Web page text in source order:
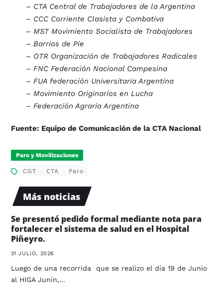
– CTA Central de Trabajadores de la Argentina
– CCC Corriente Clasista y Combativa
– MST Movimiento Socialista de Trabajadores
– Barrios de Pie
– OTR Organización de Trabajadores Radicales
– FNC Federación Nacional Campesina
– FUA federación Universitaria Argentina
– Movimiento Originarios en Lucha
– Federación Agraria Argentina
Fuente: Equipo de Comunicación de la CTA Nacional
Paro y Movilizaciones
CGT CTA Paro
Más noticias
Se presentó pedido formal mediante nota para
fortalecer el sistema de salud en el Hospital
Piñeyro.
31 JULIO, 2026
Luego de una recorrida que se realizo el día 19 de Junio
al HIGA Junín,…